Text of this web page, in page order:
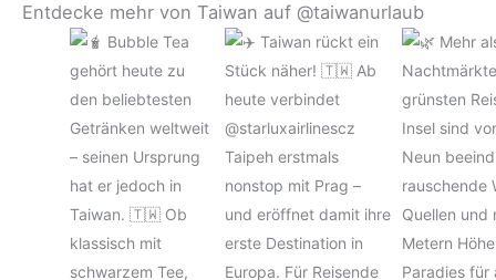
Entdecke mehr von Taiwan auf @taiwanurlaub